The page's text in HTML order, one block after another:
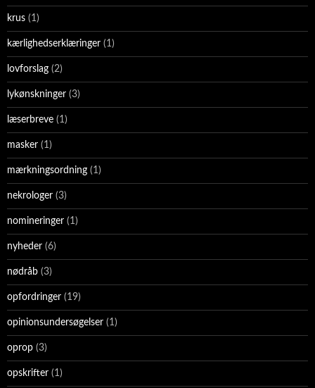
krus (1)
kærlighedserklæringer (1)
lovforslag (2)
lykønskninger (3)
læserbreve (1)
masker (1)
mærkningsordning (1)
nekrologer (3)
nomineringer (1)
nyheder (6)
nødråb (3)
opfordringer (19)
opinionsundersøgelser (1)
oprop (3)
opskrifter (1)